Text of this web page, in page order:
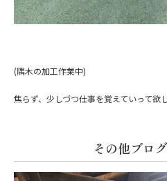
(隅木の加工作業中)
焦らず、少しづつ仕事を覚えていって欲
その他ブロ